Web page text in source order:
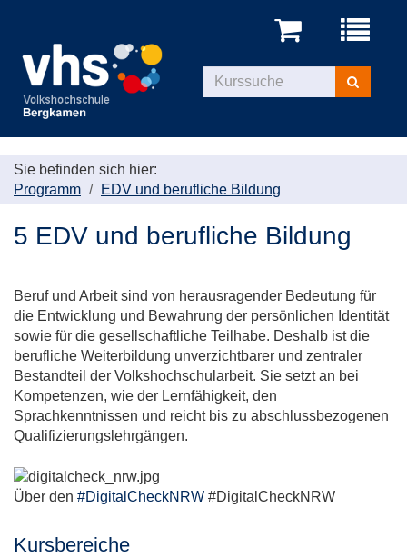
Menü
Kurse
suchen
Sie befinden sich hier:
Programm
EDV und berufliche Bildung
5 EDV und berufliche Bildung
Beruf und Arbeit sind von herausragender Bedeutung für
die Entwicklung und Bewahrung der persönlichen Identität
sowie für die gesellschaftliche Teilhabe. Deshalb ist die
berufliche Weiterbildung unverzichtbarer und zentraler
Bestandteil der Volkshochschularbeit. Sie setzt an bei
Kompetenzen, wie der Lernfähigkeit, den
Sprachkenntnissen und reicht bis zu abschlussbezogenen
Qualifizierungslehrgängen.
Über den #DigitalCheckNRW #DigitalCheckNRW
Kursbereiche